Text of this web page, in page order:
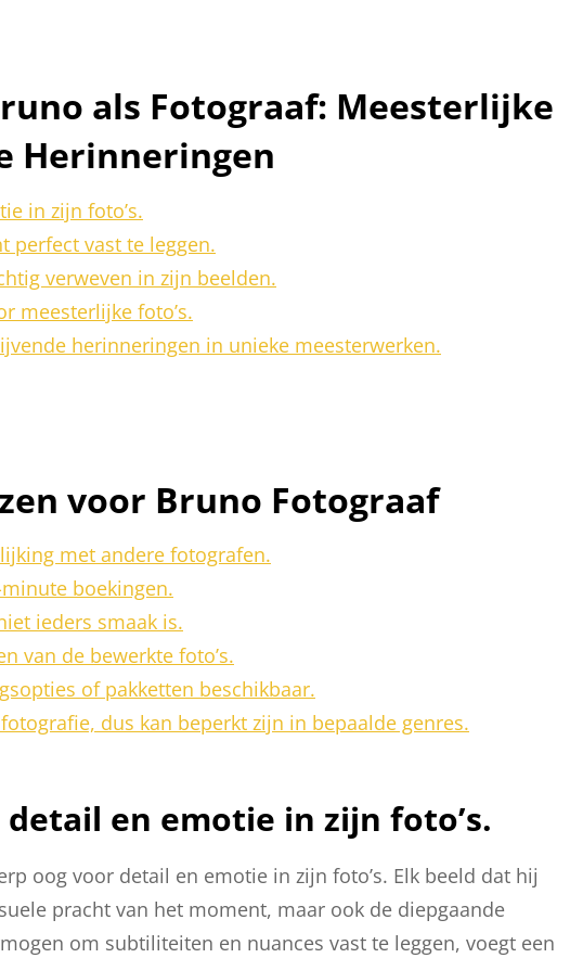
als Fotograaf: Meesterlijke
Herinneringen
in zijn foto’s.
perfect vast te leggen.
verweven in zijn beelden.
meesterlijke foto’s.
herinneringen in unieke meesterwerken.
voor Bruno Fotograaf
met andere fotografen.
boekingen.
ieders smaak is.
van de bewerkte foto’s.
of pakketten beschikbaar.
dus kan beperkt zijn in bepaalde genres.
en emotie in zijn foto’s.
oog voor detail en emotie in zijn foto’s. Elk beeld dat hij
pracht van het moment, maar ook de diepgaande
om subtiliteiten en nuances vast te leggen, voegt een